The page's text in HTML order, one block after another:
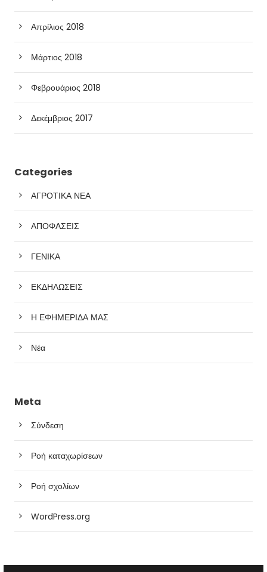
Απρίλιος 2018
Μάρτιος 2018
Φεβρουάριος 2018
Δεκέμβριος 2017
Categories
ΑΓΡΟΤΙΚΑ ΝΕΑ
ΑΠΟΦΑΣΕΙΣ
ΓΕΝΙΚΑ
ΕΚΔΗΛΩΣΕΙΣ
Η ΕΦΗΜΕΡΙΔΑ ΜΑΣ
Νέα
Meta
Σύνδεση
Ροή καταχωρίσεων
Ροή σχολίων
WordPress.org